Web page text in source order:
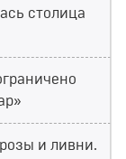
столица
и ливни.